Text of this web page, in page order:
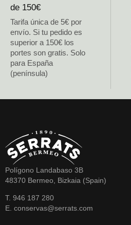
de 150€
Tarifa única de 5€ por
envío. Si tu pedido es
superior a 150€ los
portes son gratis. Solo
para España
(península)
Polígono Landabaso 3B
48370 Bermeo, Bizkaia (Spain)
T. 946 187 280
E. conservas@serrats.com